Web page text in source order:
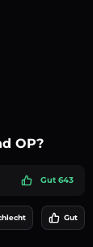
OP?
Gut 643
Gut